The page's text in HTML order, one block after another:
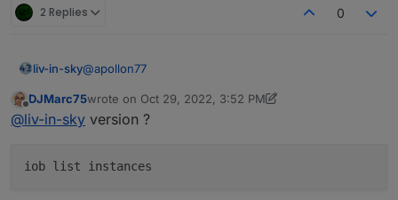
2 Replies 0
liv-in-sky@apollon77
erstmal danke für deinen einsatz
test gelöscht) , die über einen skill verbunden sind -
in der alexa app klappt alles mit dem schalten
Offline
DJMarc75wrote on Oct 29, 2022, 3:52 PM
last edited by DJMarc75Oct 29, 2022, 5:53 PM
@liv-in-sky version ?